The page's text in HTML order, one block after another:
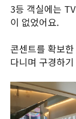
3등 객실에는
이 없었어요.
콘센트를 확보
다니며 구경하